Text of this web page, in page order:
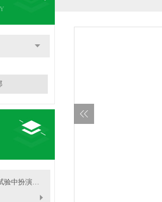
干扰物质产品-在干扰试验中扮演着重要角色